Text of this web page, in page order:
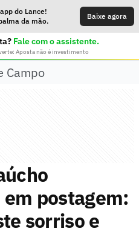
do Lance!
da mão.
Baixe agora
Fale com o assistente.
Aposta não é investimento
Campo
postagem:
sorriso e